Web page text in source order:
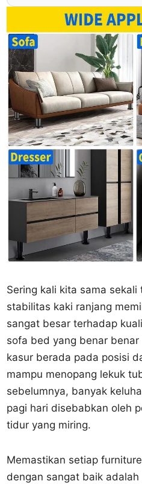
Sering kali kita sama
stabilitas kaki ranjang
sangat besar terhadap
sofa bed yang benar
kasur berada pada posisi
mampu menopang lekuk
sebelumnya, banyak
pagi hari disebabkan oleh
tidur yang miring.
Memastikan setiap
dengan sangat baik